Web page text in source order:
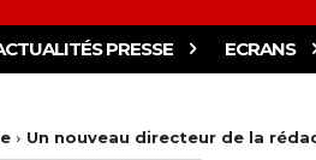
PRESSE ECRANS
Un nouveau directeur de la